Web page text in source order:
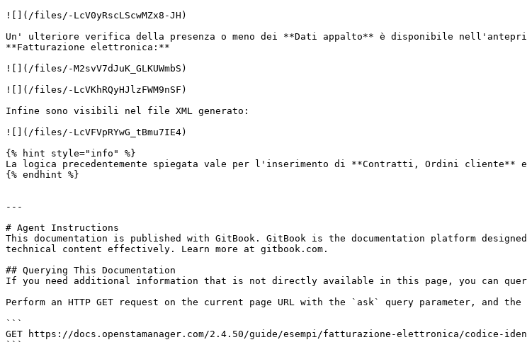
![](/files/-LcV0yRscLScwMZx8-JH)
Un' ulteriore verifica della presenza o meno dei **Dati appalto** è disponibile
**Fatturazione elettronica:**
![](/files/-M2svV7dJuK_GLKUWmbS)
![](/files/-LcVKhRQyHJlzFWM9nSF)
Infine sono visibili nel file XML generato:
![](/files/-LcVFVpRYwG_tBmu7IE4)
{% hint style="info" %}
La logica precedentemente spiegata vale per l'inserimento di **Contratti, Ordini cliente**
{% endhint %}
---
# Agent Instructions
This documentation is published with GitBook. GitBook is the documentation platform
technical content effectively. Learn more at gitbook.com.
## Querying This Documentation
If you need additional information that is not directly available in this page, you can query
Perform an HTTP GET request on the current page URL with the `ask` query parameter, and
```
GET https://docs.openstamanager.com/2.4.50/guide/esempi/fatturazione-elettronica/codice-
```